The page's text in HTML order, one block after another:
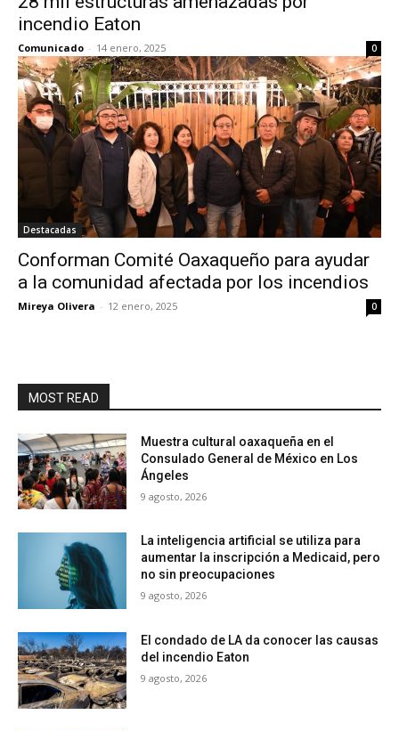
incendio Eaton
Comunicado - 14 enero, 2025 0
Destacadas
Conforman Comité Oaxaqueño para ayudar
a la comunidad afectada por los incendios
Mireya Olivera - 12 enero, 2025 0
MOST READ
Muestra cultural oaxaqueña en el
Consulado General de México en Los
Ángeles
9 agosto, 2026
La inteligencia artificial se utiliza para
aumentar la inscripción a Medicaid, pero
no sin preocupaciones
9 agosto, 2026
El condado de LA da conocer las causas
del incendio Eaton
9 agosto, 2026